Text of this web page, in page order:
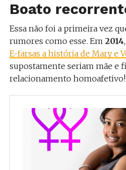
Boato
Essa não foi a primeira vez
rumores como esse. Em 2014
E-farsas a história de Mary e
supostamente seriam mãe e
relacionamento homoafetivo!